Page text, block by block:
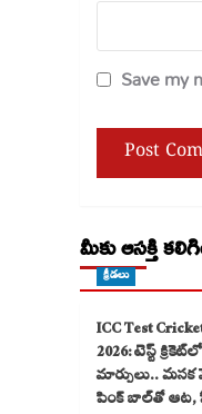
Save my
మీకు ఆసక్తి
క్రీడలు
ICC Test
2026: టెస్ట్
మార్పులు.. మసక
పింక్ బాల్‌తో ఆట,